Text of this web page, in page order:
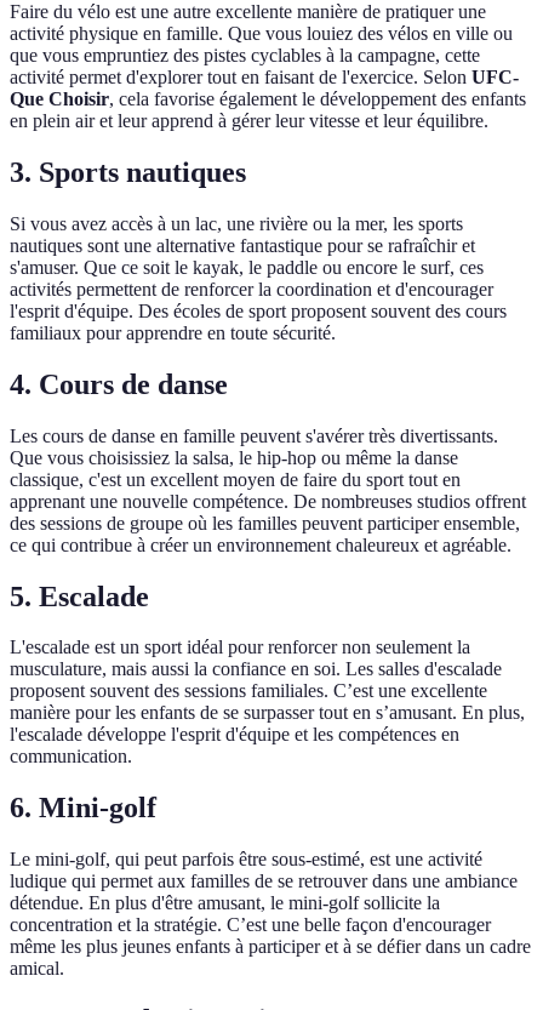
Faire du vélo est une autre excellente manière de pratiquer une
activité physique en famille. Que vous louiez des vélos en ville ou
que vous empruntiez des pistes cyclables à la campagne, cette
activité permet d'explorer tout en faisant de l'exercice. Selon UFC-
Que Choisir, cela favorise également le développement des enfants
en plein air et leur apprend à gérer leur vitesse et leur équilibre.
3. Sports nautiques
Si vous avez accès à un lac, une rivière ou la mer, les sports
nautiques sont une alternative fantastique pour se rafraîchir et
s'amuser. Que ce soit le kayak, le paddle ou encore le surf, ces
activités permettent de renforcer la coordination et d'encourager
l'esprit d'équipe. Des écoles de sport proposent souvent des cours
familiaux pour apprendre en toute sécurité.
4. Cours de danse
Les cours de danse en famille peuvent s'avérer très divertissants.
Que vous choisissiez la salsa, le hip-hop ou même la danse
classique, c'est un excellent moyen de faire du sport tout en
apprenant une nouvelle compétence. De nombreuses studios offrent
des sessions de groupe où les familles peuvent participer ensemble,
ce qui contribue à créer un environnement chaleureux et agréable.
5. Escalade
L'escalade est un sport idéal pour renforcer non seulement la
musculature, mais aussi la confiance en soi. Les salles d'escalade
proposent souvent des sessions familiales. C’est une excellente
manière pour les enfants de se surpasser tout en s’amusant. En plus,
l'escalade développe l'esprit d'équipe et les compétences en
communication.
6. Mini-golf
Le mini-golf, qui peut parfois être sous-estimé, est une activité
ludique qui permet aux familles de se retrouver dans une ambiance
détendue. En plus d'être amusant, le mini-golf sollicite la
concentration et la stratégie. C’est une belle façon d'encourager
même les plus jeunes enfants à participer et à se défier dans un cadre
amical.